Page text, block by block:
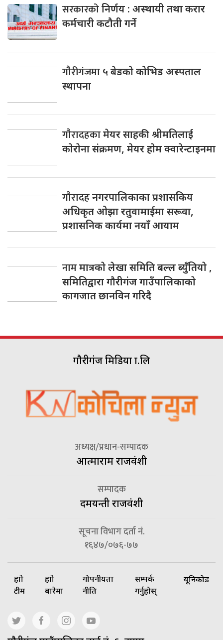
सरकारकोनिर्णय : अस्थायी तथा करार
कर्मचारी कटौती गर्ने
गौरीगंजमा ५ बेडको कोभिड अस्पताल
स्थापना
गाैरादहकामेयर साहकी श्रीमतिलाई
काेराेना संक्रमण, मेयर हाेम क्वारेन्टाइनमा
गाैरादहनगरपालिकाका प्रशासकिय
अधिकृत ओझा रतुवामाईमा सरूवा,
प्रशासनिक कार्यमा नयाँ आयाम
नाममात्रकाे लेखा समिति बल्ल ब्युँतियाे ,
समितिद्वारा गाैरीगंज गाउँपालिकाकाे
कागजात छानविन गरिदै
गौरीगंज मिडिया प्रा.लि
अध्यक्ष/प्रधान-सम्पादक
आत्माराम राजवंशी
सम्पादक
दमयन्ती राजवंशी
सूचना विभाग दर्ता नं.
१६४७/०७६-७७
हाम्रो
टीम
हाम्रो
बारेमा
गोपनीयता
नीति
सम्पर्क
गर्नुहोस्
यूनिकोड